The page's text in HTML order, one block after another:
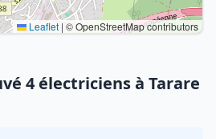
Leaflet | © OpenStreetMap contributors
4 électriciens à Tarare